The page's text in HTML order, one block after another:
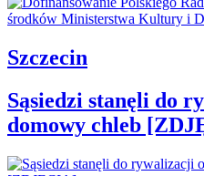
Szczecin
Sąsiedzi stanęli do
domowy chleb